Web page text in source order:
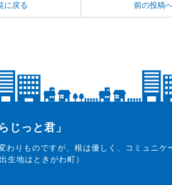
に戻る 前の投稿
じっと君」
わりものですが、根は優しく、コミュニケ
生地はときがわ町）